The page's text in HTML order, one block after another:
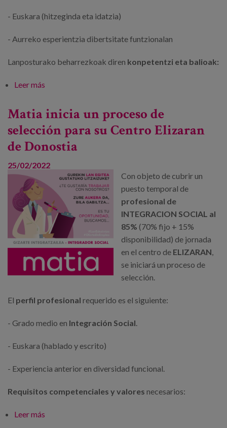
- Euskara (hitzeginda eta idatzia)
- Aurreko esperientzia dibertsitate funtzionalan
Lanposturako beharrezkoak diren konpetentzi eta balioak:
Leer más
Matia inicia un proceso de
selección para su Centro Elizaran
de Donostia
25/02/2022
Con objeto de cubrir un
puesto temporal de
profesional de
INTEGRACION SOCIAL al
85% (70% fijo + 15%
disponibilidad) de jornada
en el centro de ELIZARAN,
se iniciará un proceso de
selección.
El perfil profesional requerido es el siguiente:
- Grado medio en Integración Social.
- Euskara (hablado y escrito)
- Experiencia anterior en diversidad funcional.
Requisitos competenciales y valores necesarios:
Leer más